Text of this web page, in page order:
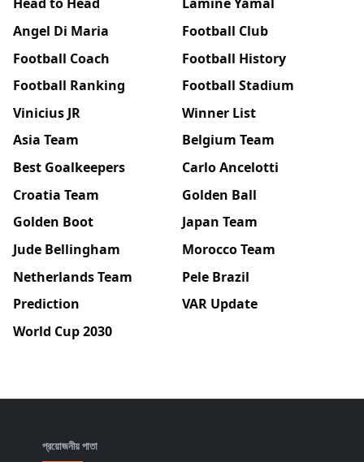
Angel Di Maria
Football Club
Football Coach
Football History
Football Ranking
Football Stadium
Vinicius JR
Winner List
Asia Team
Belgium Team
Best Goalkeepers
Carlo Ancelotti
Croatia Team
Golden Ball
Golden Boot
Japan Team
Jude Bellingham
Morocco Team
Netherlands Team
Pele Brazil
Prediction
VAR Update
World Cup 2030
প্রয়োজনীয় পাতা